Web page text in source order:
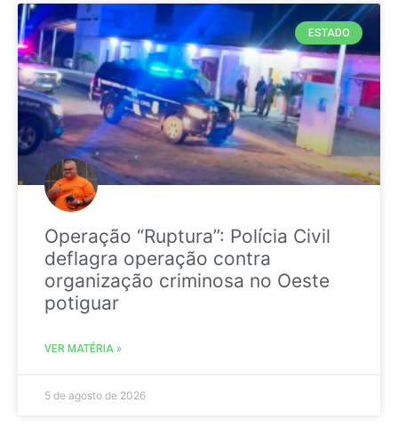
ESTADO
Operação “Ruptura”: Polícia Civil
deflagra operação contra
organização criminosa no Oeste
potiguar
VER MATÉRIA »
5 de agosto de 2026